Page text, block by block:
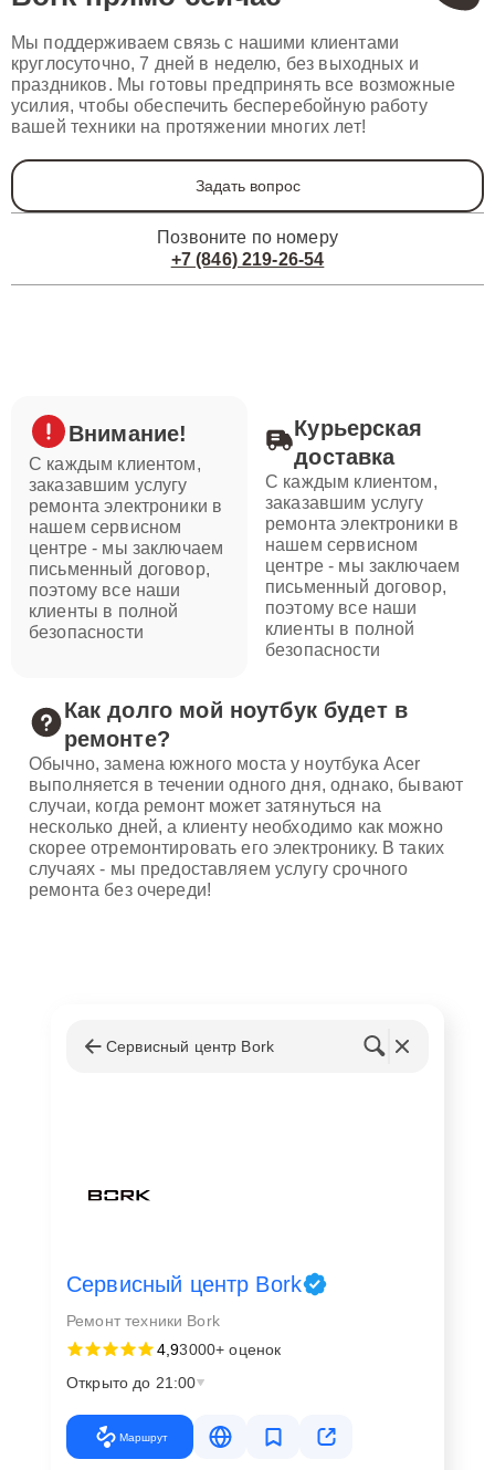
Мы поддерживаем связь с нашими клиентами
круглосуточно, 7 дней в неделю, без выходных и
праздников. Мы готовы предпринять все возможные
усилия, чтобы обеспечить бесперебойную работу
вашей техники на протяжении многих лет!
Задать вопрос
Позвоните по номеру
+7 (846) 219-26-54
Внимание!
С каждым клиентом,
заказавшим услугу
ремонта электроники в
нашем сервисном
центре - мы заключаем
письменный договор,
поэтому все наши
клиенты в полной
безопасности
Курьерская
доставка
С каждым клиентом,
заказавшим услугу
ремонта электроники в
нашем сервисном
центре - мы заключаем
письменный договор,
поэтому все наши
клиенты в полной
безопасности
Как долго мой ноутбук будет в
ремонте?
Обычно, замена южного моста у ноутбука Acer
выполняется в течении одного дня, однако, бывают
случаи, когда ремонт может затянуться на
несколько дней, а клиенту необходимо как можно
скорее отремонтировать его электронику. В таких
случаях - мы предоставляем услугу срочного
ремонта без очереди!
Сервисный центр Bork
Сервисный центр Bork
Ремонт техники Bork
4,93000+ оценок
Открыто до 21:00
Маршрут